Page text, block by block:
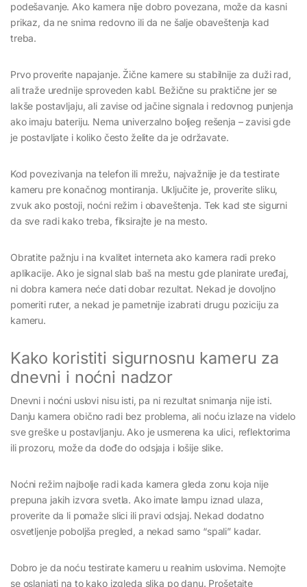
podešavanje. Ako kamera nije dobro povezana, može da kasni
prikaz, da ne snima redovno ili da ne šalje obaveštenja kad
treba.
Prvo proverite napajanje. Žične kamere su stabilnije za duži rad,
ali traže urednije sproveden kabl. Bežične su praktične jer se
lakše postavljaju, ali zavise od jačine signala i redovnog punjenja
ako imaju bateriju. Nema univerzalno boljeg rešenja – zavisi gde
je postavljate i koliko često želite da je održavate.
Kod povezivanja na telefon ili mrežu, najvažnije je da testirate
kameru pre konačnog montiranja. Uključite je, proverite sliku,
zvuk ako postoji, noćni režim i obaveštenja. Tek kad ste sigurni
da sve radi kako treba, fiksirajte je na mesto.
Obratite pažnju i na kvalitet interneta ako kamera radi preko
aplikacije. Ako je signal slab baš na mestu gde planirate uređaj,
ni dobra kamera neće dati dobar rezultat. Nekad je dovoljno
pomeriti ruter, a nekad je pametnije izabrati drugu poziciju za
kameru.
Kako koristiti sigurnosnu kameru za
dnevni i noćni nadzor
Dnevni i noćni uslovi nisu isti, pa ni rezultat snimanja nije isti.
Danju kamera obično radi bez problema, ali noću izlaze na videlo
sve greške u postavljanju. Ako je usmerena ka ulici, reflektorima
ili prozoru, može da dođe do odsjaja i lošije slike.
Noćni režim najbolje radi kada kamera gleda zonu koja nije
prepuna jakih izvora svetla. Ako imate lampu iznad ulaza,
proverite da li pomaže slici ili pravi odsjaj. Nekad dodatno
osvetljenje poboljša pregled, a nekad samo “spali” kadar.
Dobro je da noću testirate kameru u realnim uslovima. Nemojte
se oslanjati na to kako izgleda slika po danu. Prošetajte